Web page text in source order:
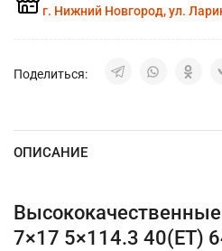
г. Нижний Новгород, ул.
Поделиться:
ОПИСАНИЕ
7×17 5×114.3 40(ET)